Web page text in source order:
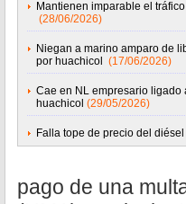
Mantienen imparable el
(28/06/2026)
Niegan a marino amparo de
por huachicol
(17/06/2026)
Cae en NL empresario ligado
huachicol (29/05/2026)
Falla tope de precio del diésel
pago de una